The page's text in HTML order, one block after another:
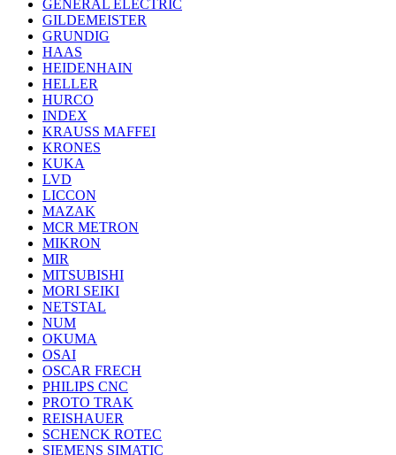
GENERAL ELECTRIC
GILDEMEISTER
GRUNDIG
HAAS
HEIDENHAIN
HELLER
HURCO
INDEX
KRAUSS MAFFEI
KRONES
KUKA
LVD
LICCON
MAZAK
MCR METRON
MIKRON
MIR
MITSUBISHI
MORI SEIKI
NETSTAL
NUM
OKUMA
OSAI
OSCAR FRECH
PHILIPS CNC
PROTO TRAK
REISHAUER
SCHENCK ROTEC
SIEMENS SIMATIC